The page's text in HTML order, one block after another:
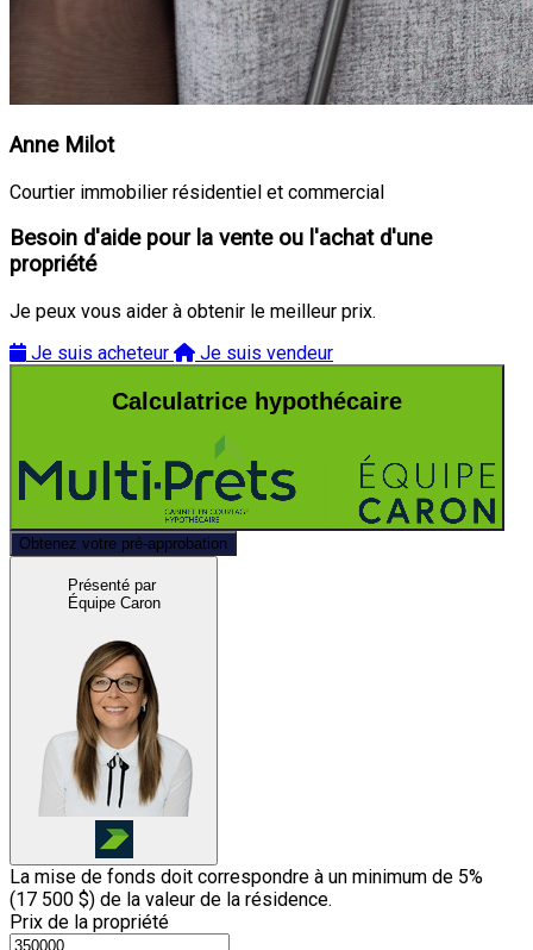
Anne Milot
Courtier immobilier résidentiel et commercial
Besoin d'aide pour la vente ou l'achat d'une
propriété
Je peux vous aider à obtenir le meilleur prix.
Je suis acheteur
Je suis vendeur
Calculatrice hypothécaire
Obtenez votre pré-approbation
Présenté par
Équipe Caron
La mise de fonds doit correspondre à un minimum de 5%
(17 500 $) de la valeur de la résidence.
Prix de la propriété